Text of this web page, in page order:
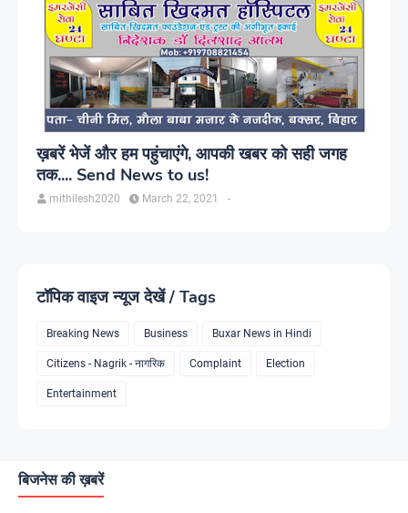
ख़बरें भेजें और हम पहुंचाएंगे, आपकी खबर को सही जगह
तक.... Send News to us!
mithilesh2020 -
March 22, 2021
टॉपिक वाइज न्यूज देखें / Tags
Breaking News Business Buxar News in Hindi
Citizens - Nagrik - नागरिक Complaint Election
Entertainment
बिजनेस की ख़बरें